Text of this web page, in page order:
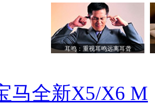
耳鸣：重视耳鸣远离耳聋
马全新X5/X6 M